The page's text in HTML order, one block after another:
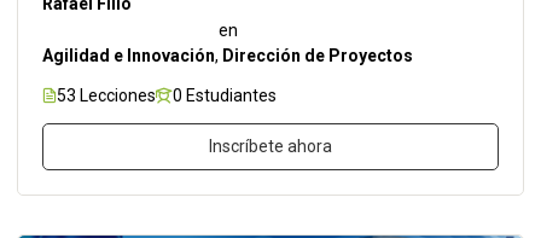
en
Agilidad e Innovación, Dirección de Proyectos
53 Lecciones 0 Estudiantes
Inscríbete ahora